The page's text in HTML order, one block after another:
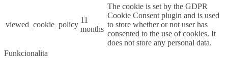
viewed_cookie_policy
11
months
The cookie is set by the GDPR
Cookie Consent plugin and is used
to store whether or not user has
consented to the use of cookies. It
does not store any personal data.
Funkcionalita